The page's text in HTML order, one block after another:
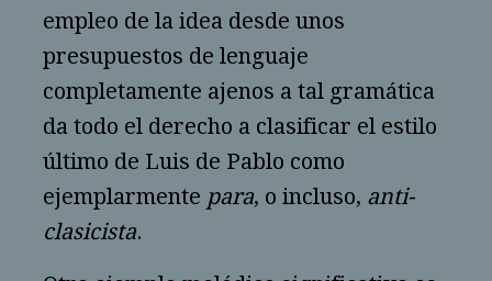
empleo de la idea desde unos
presupuestos de lenguaje
completamente ajenos a tal gramática
da todo el derecho a clasificar el estilo
último de Luis de Pablo como
ejemplarmente para, o incluso, anti-
clasicista.